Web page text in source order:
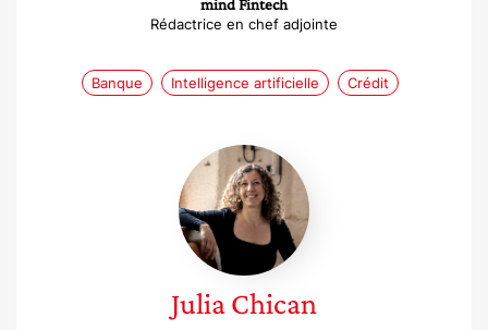
mind Fintech
Rédactrice en chef adjointe
Banque Intelligence artificielle Crédit
Julia
Chican
JuliaChican